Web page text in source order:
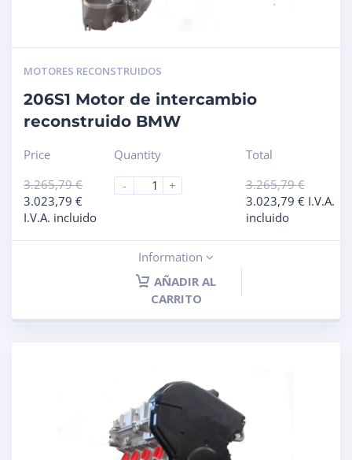
MOTORES RECONSTRUIDOS
206S1 Motor de intercambio
reconstruido BMW
Price
3.265,79€
3.023,79 €
I.V.A. incluido
Quantity
-
+
Total
3.265,79€
3.023,79 € I.V.A.
incluido
Information
AÑADIR AL
CARRITO